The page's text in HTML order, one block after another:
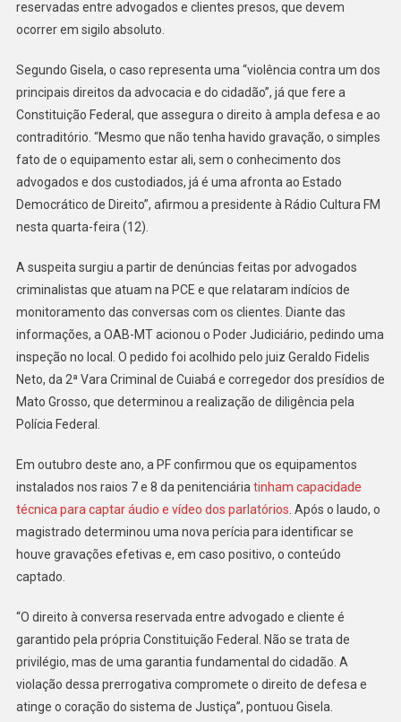
De
Presos
reservadas entre advogados e clientes presos, que devem
ocorrer em sigilo absoluto.
Segundo Gisela, o caso representa uma “violência contra um dos
principais direitos da advocacia e do cidadão”, já que fere a
Constituição Federal, que assegura o direito à ampla defesa e ao
contraditório. “Mesmo que não tenha havido gravação, o simples
fato de o equipamento estar ali, sem o conhecimento dos
advogados e dos custodiados, já é uma afronta ao Estado
Democrático de Direito”, afirmou a presidente à Rádio Cultura FM
nesta quarta-feira (12).
A suspeita surgiu a partir de denúncias feitas por advogados
criminalistas que atuam na PCE e que relataram indícios de
monitoramento das conversas com os clientes. Diante das
informações, a OAB-MT acionou o Poder Judiciário, pedindo uma
inspeção no local. O pedido foi acolhido pelo juiz Geraldo Fidelis
Neto, da 2ª Vara Criminal de Cuiabá e corregedor dos presídios de
Mato Grosso, que determinou a realização de diligência pela
Polícia Federal.
Em outubro deste ano, a PF confirmou que os equipamentos
instalados nos raios 7 e 8 da penitenciária tinham capacidade
técnica para captar áudio e vídeo dos parlatórios . Após o laudo, o
magistrado determinou uma nova perícia para identificar se
houve gravações efetivas e, em caso positivo, o conteúdo
captado.
“O direito à conversa reservada entre advogado e cliente é
garantido pela própria Constituição Federal. Não se trata de
privilégio, mas de uma garantia fundamental do cidadão. A
violação dessa prerrogativa compromete o direito de defesa e
atinge o coração do sistema de Justiça”, pontuou Gisela.